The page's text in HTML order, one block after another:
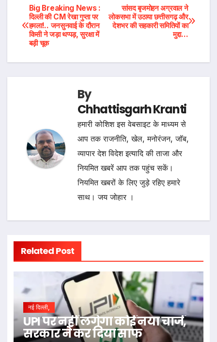
Post
navigation
सांसद बृजमोहन अग्रवाल ने
लोकसभा में उठाया छत्तीसगढ़ और
देशभर की सहकारी समितियों का
मुद्दा…
Big Breaking News :
दिल्ली की CM रेखा गुप्ता पर
हमला!.. जनसुनवाई के दौरान
किसी ने जड़ा थप्पड़, सुरक्षा में
बड़ी चूक
By
Chhattisgarh Kranti
हमारी कोशिश इस वेबसाइट के माध्यम से
आप तक राजनीति, खेल, मनोरंजन, जॉब,
व्यापार देश विदेश इत्यादि की ताजा और
नियमित खबरें आप तक पहुंच सकें।
नियमित खबरों के लिए जुड़े रहिए हमारे
साथ। जय जोहार ।
Related Post
नई दिल्ली,
UPI पर नहीं लगेगा कोई नया चार्ज,
सरकार ने कर दिया साफ